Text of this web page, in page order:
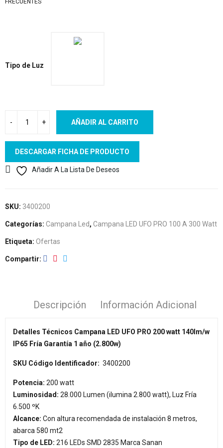
FRECUENTES
Tipo de Luz
AÑADIR AL CARRITO
DESCARGAR FICHA DE PRODUCTO
Añadir A La Lista De Deseos
SKU: 3400200
Categorías: Campana Led, Campana LED UFO PRO 100 A 300 Watt
Etiqueta: Ofertas
Compartir
Descripción Información Adicional
Detalles Técnicos Campana LED UFO PRO 200 watt 140lm/w
IP65 Fría Garantía 1 año (2.800w)
SKU Código Identificador: 3400200
Potencia: 200 watt
Luminosidad: 28.000 Lumen (ilumina 2.800 watt), Luz Fría
6.500 ºK
Alcance: Con altura recomendada de instalación 8 metros,
abarca 580 mt2
Tipo de LED: 216 LEDs SMD 2835 Marca Sanan